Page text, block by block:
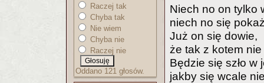
Raczej tak
Chyba tak
Nie wiem
Chyba nie
Raczej nie
Oddano 121 głosów.
Niech no on tylko
niech no się
Już on się dowie,
że tak z kotem
Będzie się szło w
jakby się wcale